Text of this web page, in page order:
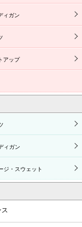
ィガン
アップ
ィガン
ジ・スウェット
ス